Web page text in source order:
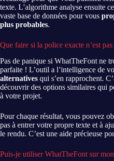
texte. L’algorithme analyse ensuite
vaste base de données pour vous
plus probables.
Que faire si la police exacte n’est
Pas de panique si WhatTheFont ne
parfaite ! L’outil a l’intelligence de
alternatives qui s’en rapprochent.
découvrir des options similaires qui
à votre projet.
Pour chaque résultat, vous pouvez
pas à entrer votre propre texte et à
le rendu. C’est une aide précieuse
Puis-je utiliser WhatTheFont sur